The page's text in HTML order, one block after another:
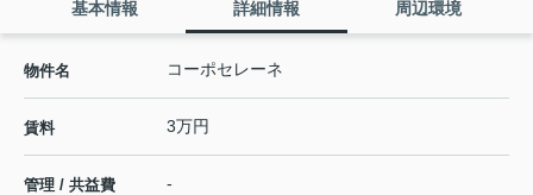
基本情報 詳細情報 周辺環境
物件名 コーポセレーネ
賃料 3万円
管理 / 共益費 -